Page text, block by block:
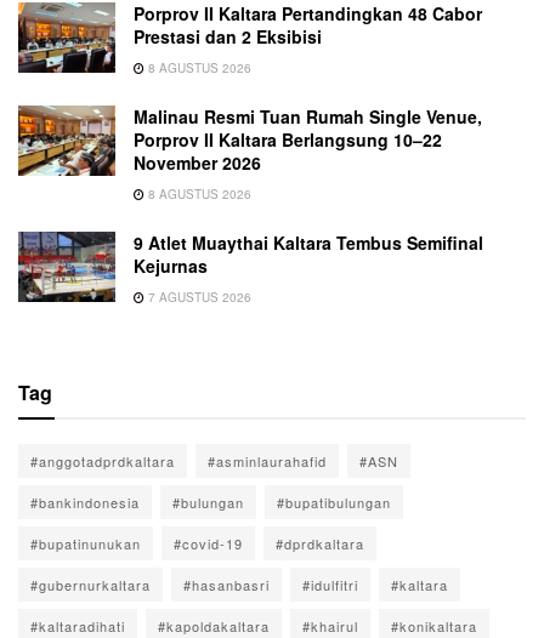
Porprov II Kaltara Pertandingkan 48 Cabor
Prestasi dan 2 Eksibisi
8 AGUSTUS 2026
Malinau Resmi Tuan Rumah Single Venue,
Porprov II Kaltara Berlangsung 10–22
November 2026
8 AGUSTUS 2026
9 Atlet Muaythai Kaltara Tembus Semifinal
Kejurnas
7 AGUSTUS 2026
Tag
#anggotadprdkaltara #asminlaurahafid #ASN
#bankindonesia #bulungan #bupatibulungan
#bupatinunukan #covid-19 #dprdkaltara
#gubernurkaltara #hasanbasri #idulfitri #kaltara
#kaltaradihati #kapoldakaltara #khairul #konikaltara